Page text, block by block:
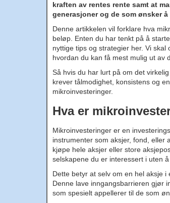
kraften av rentes rente samt at
generasjoner og de som ønsker
Denne artikkelen vil forklare hva
beløp. Enten du har tenkt på å
nyttige tips og strategier her. Vi
hvordan du kan få mest mulig ut av
Så hvis du har lurt på om det
krever tålmodighet, konsistens og
mikroinvesteringer.
Hva er
Mikroinvesteringer er en
instrumenter som aksjer, fond, eller
kjøpe hele aksjer eller store
selskapene du er interessert i uten
Dette betyr at selv om en hel aksje
Denne lave inngangsbarrieren gjør
som spesielt appellerer til de som